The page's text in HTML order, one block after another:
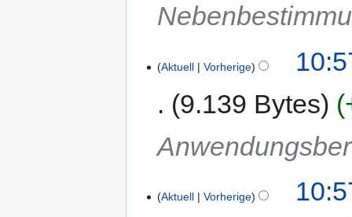
Aktuell Vorherige
9.139 Bytes
Aktuell Vorherige